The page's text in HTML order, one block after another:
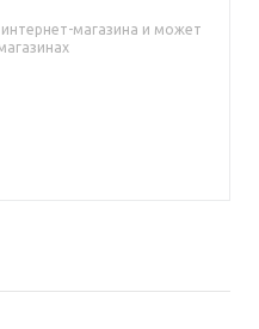
магазина и может